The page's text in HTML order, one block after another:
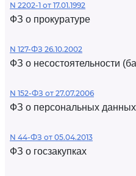
N 2202-1 от 17.01.1992
ФЗ о прокуратуре
N 127-ФЗ 26.10.2002
ФЗ о несостоятельности
N 152-ФЗ от 27.07.2006
ФЗ о персональных данных
N 44-ФЗ от 05.04.2013
ФЗ о госзакупках